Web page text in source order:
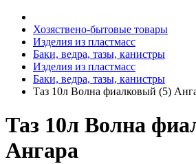
Хозяствено-бытовые товары
Изделия из пластмасс
Баки, ведра, тазы, канистры
Изделия из пластмасс
Баки, ведра, тазы, канистры
Таз 10л Волна фиалковый (5)
Таз 10л Волна
Ангара